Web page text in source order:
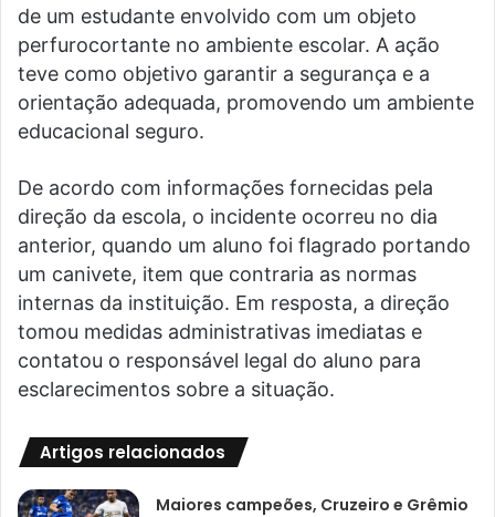
de um estudante envolvido com um objeto
perfurocortante no ambiente escolar. A ação
teve como objetivo garantir a segurança e a
orientação adequada, promovendo um ambiente
educacional seguro.
De acordo com informações fornecidas pela
direção da escola, o incidente ocorreu no dia
anterior, quando um aluno foi flagrado portando
um canivete, item que contraria as normas
internas da instituição. Em resposta, a direção
tomou medidas administrativas imediatas e
contatou o responsável legal do aluno para
esclarecimentos sobre a situação.
Artigos relacionados
Maiores campeões, Cruzeiro e Grêmio